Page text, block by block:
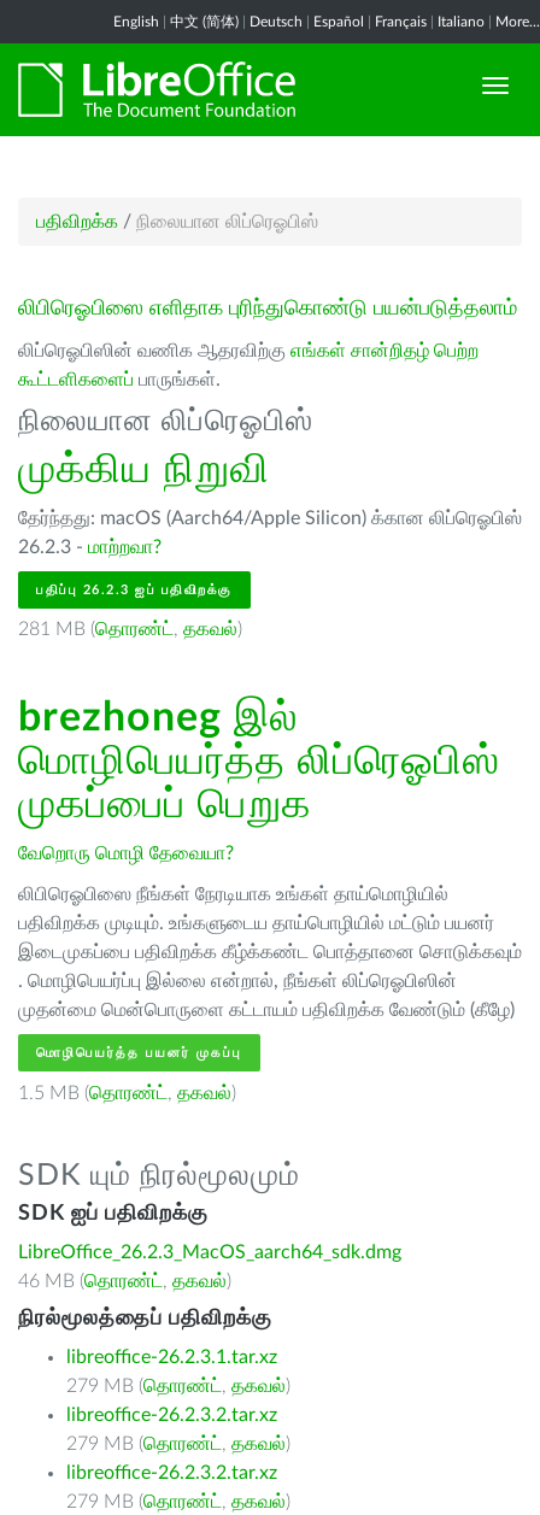
English 中文 (简体) Deutsch Español Français Italiano More...
பதிவிறக்க / நிலையான லிப்ரெஓபிஸ்
லிபிரெஓபிஸை எளிதாக புரிந்துகொண்டு பயன்படுத்தலாம்
லிப்ரெஓபிஸின் வணிக ஆதரவிற்கு எங்கள் சான்றிதழ் பெற்ற
கூட்டளிகளைப் பாருங்கள்.
நிலையான லிப்ரெஓபிஸ்
முக்கிய நிறுவி
தேர்ந்தது: macOS (Aarch64/Apple Silicon) க்கான லிப்ரெஓபிஸ்
26.2.3 - மாற்றவா?
பதிப்பு 26.2.3 ஐப் பதிவிறக்கு
281 MB (தொரண்ட் , தகவல்)
brezhoneg இல்
மொழிபெயர்த்த லிப்ரெஓபிஸ்
முகப்பைப் பெறுக
வேறொரு மொழி தேவையா?
லிபிரெஓபிஸை நீங்கள் நேரடியாக உங்கள் தாய்மொழியில்
பதிவிறக்க முடியும். உங்களுடைய தாய்பொழியில் மட்டும் பயனர்
இடைமுகப்பை பதிவிறக்க கீழ்க்கண்ட பொத்தானை சொடுக்கவும்
. மொழிபெயர்ப்பு இல்லை என்றால், நீங்கள் லிப்ரெஓபிஸின்
முதன்மை மென்பொருளை கட்டாயம் பதிவிறக்க வேண்டும் (கீழே)
மொழிபெயர்த்த பயனர் முகப்பு
1.5 MB (தொரண்ட் , தகவல்)
SDK யும் நிரல்மூலமும்
SDK ஐப் பதிவிறக்கு
LibreOffice_26.2.3_MacOS_aarch64_sdk.dmg
46 MB (தொரண்ட் , தகவல்)
நிரல்மூலத்தைப் பதிவிறக்கு
libreoffice-26.2.3.1.tar.xz
279 MB (தொரண்ட் , தகவல்)
libreoffice-26.2.3.2.tar.xz
279 MB (தொரண்ட் , தகவல்)
libreoffice-26.2.3.2.tar.xz
279 MB (தொரண்ட் , தகவல்)